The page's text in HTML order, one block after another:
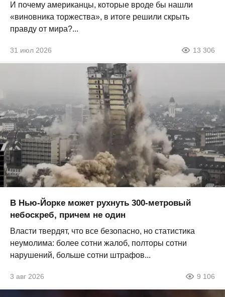
И почему американцы, которые вроде бы нашли
«виновника торжества», в итоге решили скрыть
правду от мира?...
31 июл 2026 13 306
В Нью-Йорке может рухнуть 300-метровый
небоскреб, причем не один
Власти твердят, что все безопасно, но статистика
неумолима: более сотни жалоб, полторы сотни
нарушений, больше сотни штрафов...
3 авг 2026 9 106